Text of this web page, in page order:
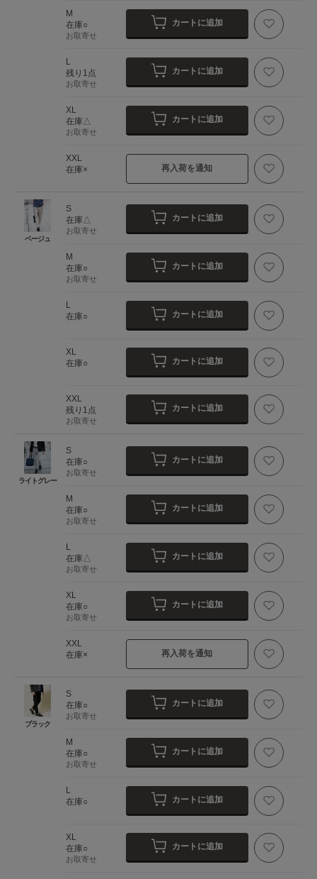
M
在庫○
お取寄せ
カートに追加
L
残り1点
お取寄せ
カートに追加
XL
在庫△
お取寄せ
カートに追加
XXL
在庫×
再入荷を通知
ベージュ
S
在庫△
お取寄せ
カートに追加
M
在庫○
お取寄せ
カートに追加
L
在庫○
カートに追加
XL
在庫○
カートに追加
XXL
残り1点
お取寄せ
カートに追加
ライトグレー
S
在庫○
お取寄せ
カートに追加
M
在庫○
お取寄せ
カートに追加
L
在庫△
お取寄せ
カートに追加
XL
在庫○
お取寄せ
カートに追加
XXL
在庫×
再入荷を通知
ブラック
S
在庫○
お取寄せ
カートに追加
M
在庫○
お取寄せ
カートに追加
L
在庫○
カートに追加
XL
在庫○
お取寄せ
カートに追加